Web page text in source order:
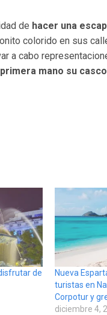
de hacer una
colorido en sus
a cabo
mano su
de
Nueva
turistas en
Corpotur y
diciembre 4,